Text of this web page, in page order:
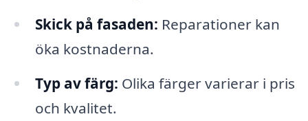
Skick på fasaden: Reparationer kan
öka kostnaderna.
Typ av färg: Olika färger varierar i pris
och kvalitet.